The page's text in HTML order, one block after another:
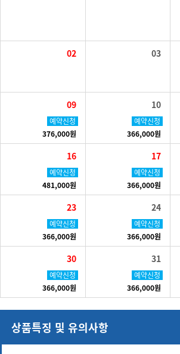
02 03
09
예약신청
376,000원
10
예약신청
366,000원
16
예약신청
481,000원
17
예약신청
366,000원
23
예약신청
366,000원
24
예약신청
366,000원
30
예약신청
366,000원
31
예약신청
366,000원
상품특징 및 유의사항